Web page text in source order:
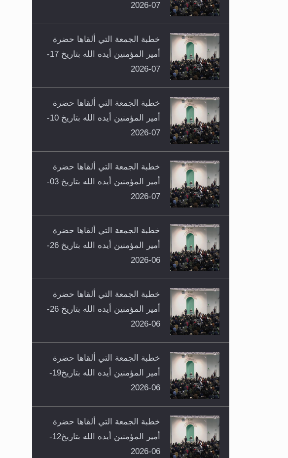
07-2026
خطبة الجمعة التي ألقاها حضرة
أمير المؤمنين أيده الله بتاريخ 17-
07-2026
خطبة الجمعة التي ألقاها حضرة
أمير المؤمنين أيده الله بتاريخ 10-
07-2026
خطبة الجمعة التي ألقاها حضرة
أمير المؤمنين أيده الله بتاريخ 03-
07-2026
خطبة الجمعة التي ألقاها حضرة
أمير المؤمنين أيده الله بتاريخ 26-
06-2026
خطبة الجمعة التي ألقاها حضرة
أمير المؤمنين أيده الله بتاريخ 26-
06-2026
خطبة الجمعة التي ألقاها حضرة
أمير المؤمنين أيده الله بتاريخ19-
06-2026
خطبة الجمعة التي ألقاها حضرة
أمير المؤمنين أيده الله بتاريخ12-
06-2026